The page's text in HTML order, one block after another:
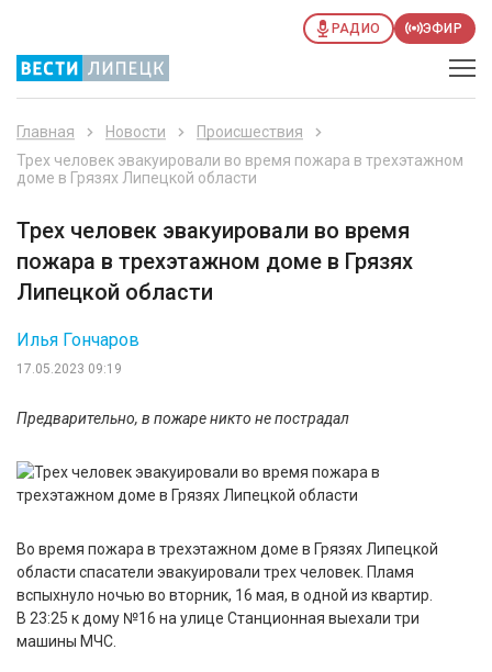
РАДИО ЭФИР
Главная Новости
Происшествия
Трех человек эвакуировали во время пожара в трехэтажном
доме в Грязях Липецкой области
Трех человек эвакуировали во время
пожара в трехэтажном доме в Грязях
Липецкой области
17.05.2023 09:19
Илья Гончаров
Предварительно, в пожаре никто не пострадал
Во время пожара в трехэтажном доме в Грязях Липецкой
области спасатели эвакуировали трех человек. Пламя
вспыхнуло ночью во вторник, 16 мая, в одной из квартир.
В 23:25 к дому №16 на улице Станционная выехали три
машины МЧС.